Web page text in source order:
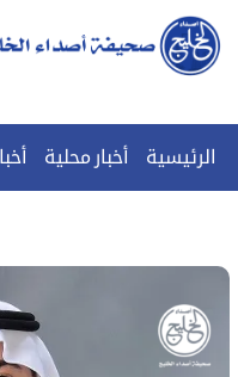
الرئيسية أخبار محلية